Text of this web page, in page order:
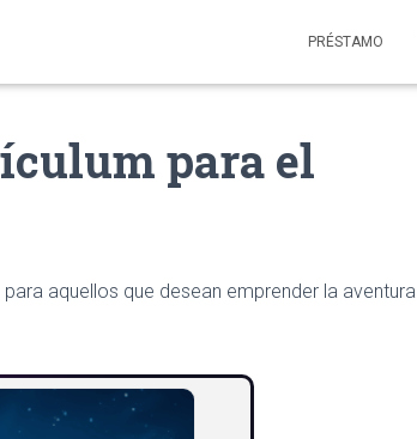
PRÉSTAMO
para el
aquellos que desean emprender la aventura